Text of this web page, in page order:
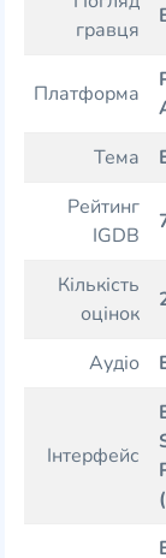
гравця
Платформа
Тема
Рейтинг
IGDB
Кількість
оцінок
Аудіо
Інтерфейс